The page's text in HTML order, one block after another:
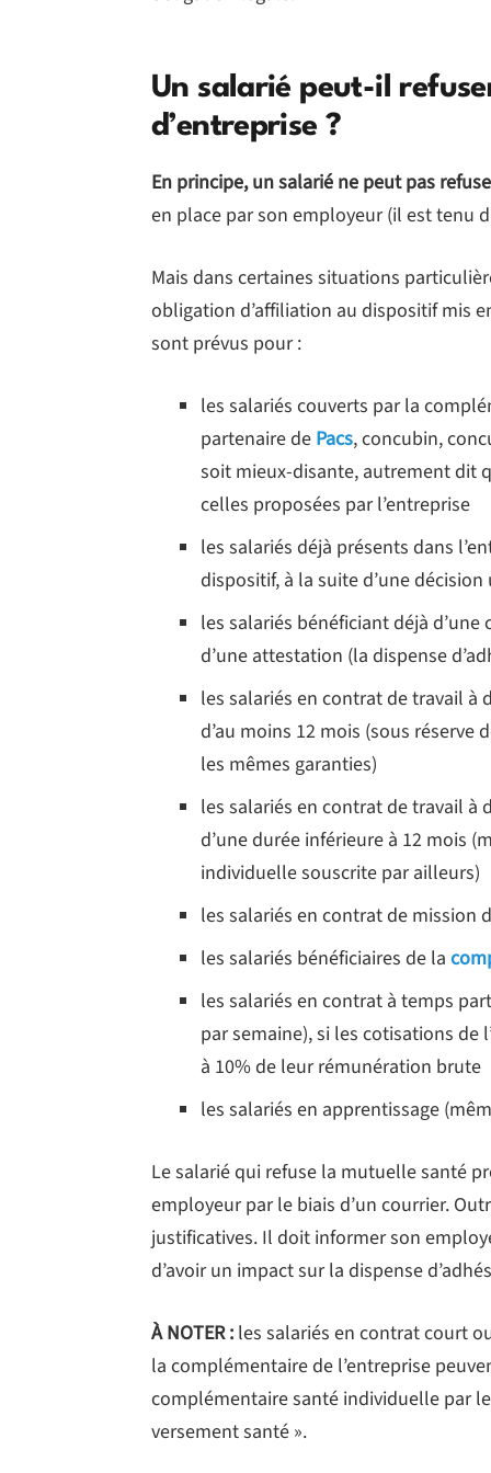
Un salarié peut-il
d’entreprise ?
En principe, un salarié ne peut pas
en place par son employeur (il est tenu
Mais dans certaines situations
obligation d’affiliation au dispositif mis
sont prévus pour :
les salariés couverts par la
partenaire de Pacs, concubin,
soit mieux-disante, autrement dit
celles proposées par l’entreprise
les salariés déjà présents dans
dispositif, à la suite d’une
les salariés bénéficiant déjà
d’une attestation (la dispense
les salariés en contrat de travail à
d’au moins 12 mois (sous
les mêmes garanties)
les salariés en contrat de travail à
d’une durée inférieure à 12 mois
individuelle souscrite par ailleurs)
les salariés en contrat de mission
les salariés bénéficiaires de la
les salariés en contrat à temps
par semaine), si les cotisations de
à 10% de leur rémunération brute
les salariés en apprentissage
Le salarié qui refuse la mutuelle santé
employeur par le biais d’un courrier.
justificatives. Il doit informer son
d’avoir un impact sur la dispense
À NOTER : les salariés en contrat court
la complémentaire de l’entreprise
complémentaire santé individuelle par
versement santé ».